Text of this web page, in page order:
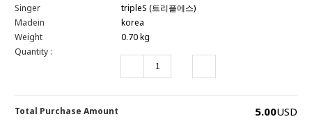
Singer
tripleS (트리플에스)
Madein
korea
Weight
0.70 kg
Quantity :
Total Purchase Amount 5.00USD